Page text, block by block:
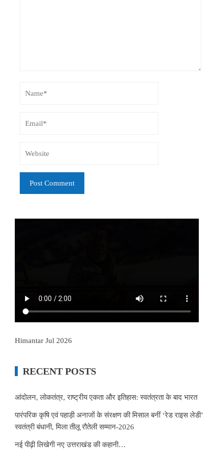
Himantar Jul 2026
RECENT POSTS
आंदोलन, लोकतंत्र, राष्ट्रीय एकता और इतिहास: स्वतंत्रता के बाद भारत
पारंपरिक कृषि एवं पहाड़ी अनाजों के संरक्षण की मिसाल बनीं ‘रेड राइस लेडी’
स्वतंत्री बंधानी, मिला तीलू रौतेली सम्मान-2026
नई पीढ़ी लिखेगी नए उत्तराखंड की कहानी…